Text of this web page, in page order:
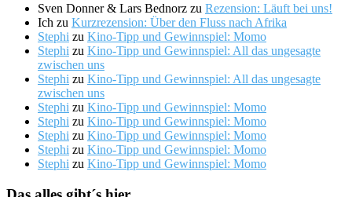
Sven Donner & Lars Bednorz zu Rezension: Läuft bei uns!
Ich zu Kurzrezension: Über den Fluss nach Afrika
Stephi zu Kino-Tipp und Gewinnspiel: Momo
Stephi zu Kino-Tipp und Gewinnspiel: All das ungesagte
zwischen uns
Stephi zu Kino-Tipp und Gewinnspiel: All das ungesagte
zwischen uns
Stephi zu Kino-Tipp und Gewinnspiel: Momo
Stephi zu Kino-Tipp und Gewinnspiel: Momo
Stephi zu Kino-Tipp und Gewinnspiel: Momo
Stephi zu Kino-Tipp und Gewinnspiel: Momo
Stephi zu Kino-Tipp und Gewinnspiel: Momo